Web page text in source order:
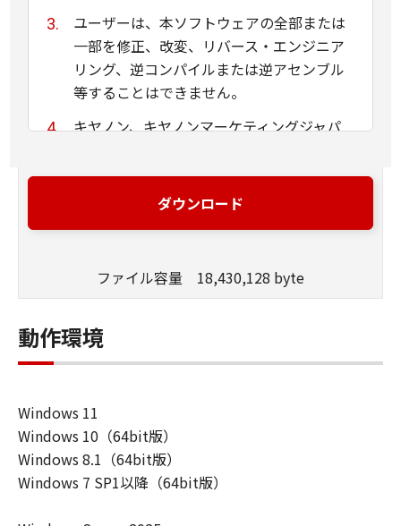
ユーザーは、本ソフトウェアの全部または
一部を修正、改変、リバース・エンジニア
リング、逆コンパイルまたは逆アセンブル
等することはできません。
キヤノン、キヤノンマーケティングジャパ
は、本ソフトウェアがユーザーの特定の目
的のために適当であること、もしくは有用
ていかなる保証もいたしません。
キヤノン、キヤノンマーケティングジャパ
ン株式会社およびキヤノンのライセンサー
は、本ソフトウェアの使用に付随または関
連して生ずる直接的または間接的な損失、
一切の責任を負いません。
ユーザーは、日本国政府または該当国の政
府より必要な許可等を得ることなしに、本
ソフトウェアの全部または一部を、直接ま
たは間接に輸出してはなりません。
ダウンロード
ファイル容量 18,430,128 byte
動作環境
Windows 11
Windows 10（64bit版）
Windows 8.1（64bit版）
Windows 7 SP1以降（64bit版）